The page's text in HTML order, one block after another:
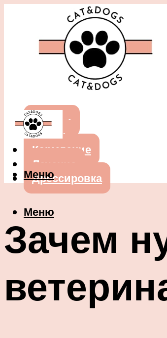
Собаки
Кошки
Кормление
Лечение
Дрессировка
Меню
Меню
Зачем